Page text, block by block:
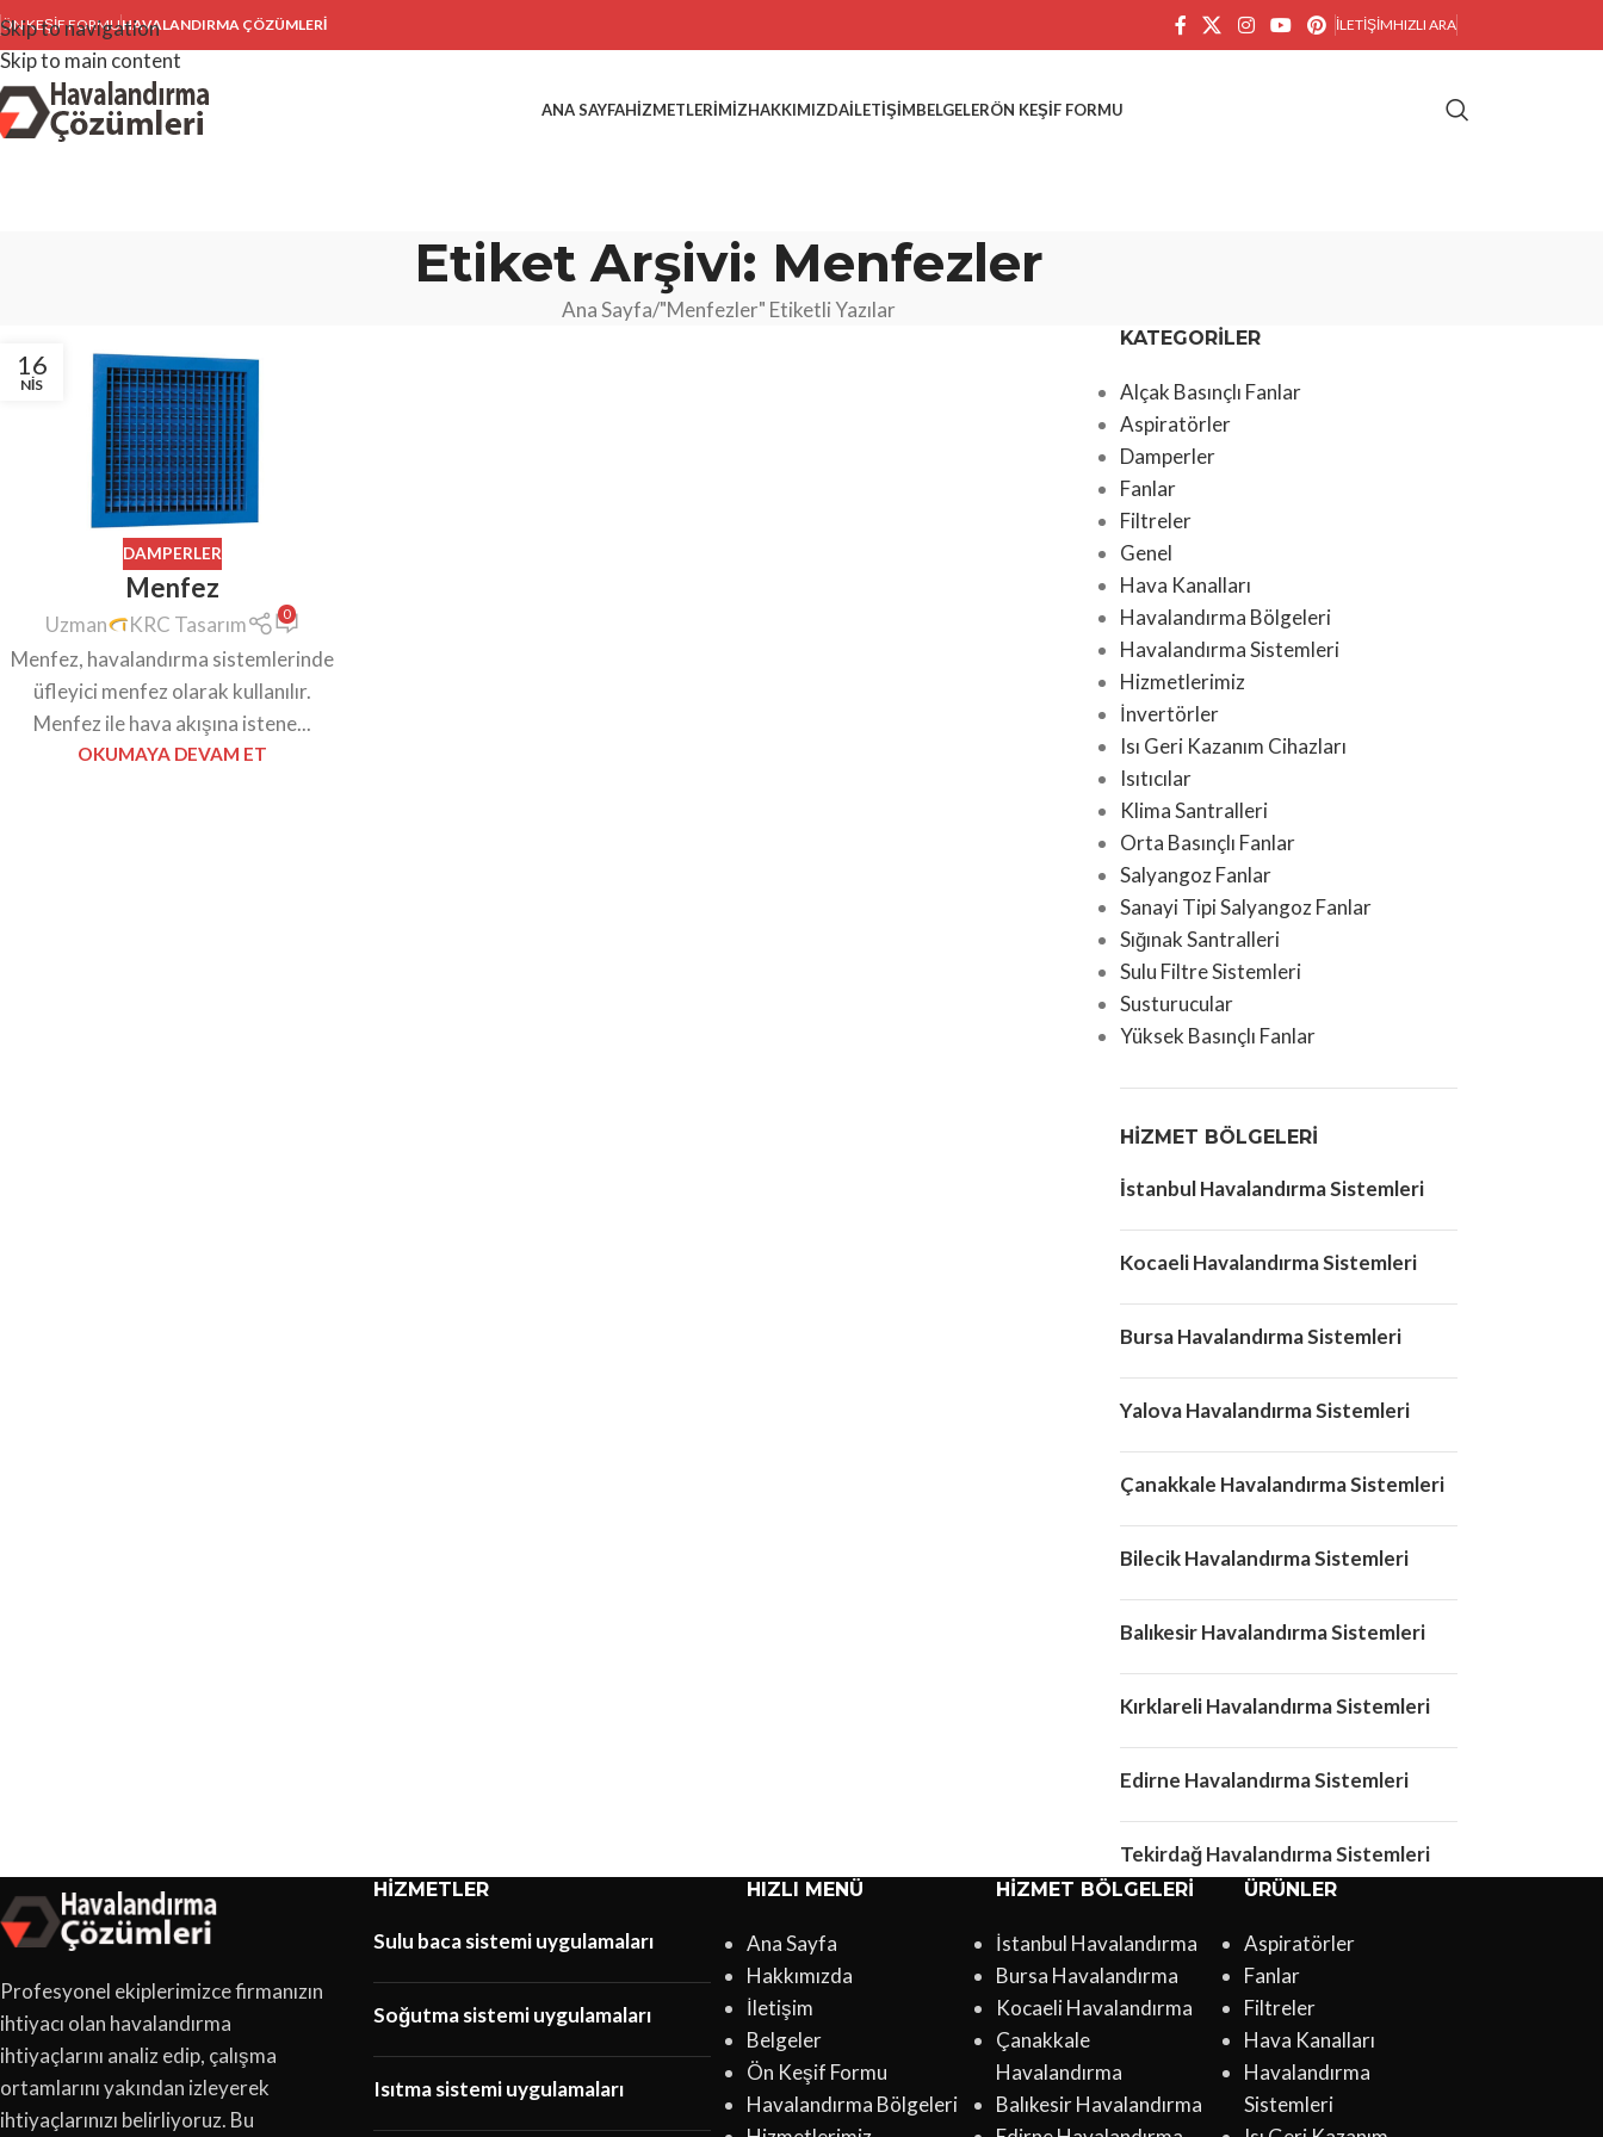
Skip to navigation
Skip to main content
ÖN KEŞIF FORMUHAVALANDIRMA ÇÖZÜMLERİ İLETIŞIMHIZLI ARA
ANA SAYFAHIZMETLERIMIZHAKKIMIZDAİLETIŞIMBELGELERÖN KEŞIF FORMU
Etiket Arşivi: Menfezler
Ana Sayfa "Menfezler" Etiketli Yazılar
16
NIS
DAMPERLER
Menfez
Uzman KRC Tasarım 0
Menfez, havalandırma sistemlerinde
üfleyici menfez olarak kullanılır.
Menfez ile hava akışına istene...
OKUMAYA DEVAM ET
KATEGORILER
Alçak Basınçlı Fanlar
Aspiratörler
Damperler
Fanlar
Filtreler
Genel
Hava Kanalları
Havalandırma Bölgeleri
Havalandırma Sistemleri
Hizmetlerimiz
İnvertörler
Isı Geri Kazanım Cihazları
Isıtıcılar
Klima Santralleri
Orta Basınçlı Fanlar
Salyangoz Fanlar
Sanayi Tipi Salyangoz Fanlar
Sığınak Santralleri
Sulu Filtre Sistemleri
Susturucular
Yüksek Basınçlı Fanlar
HIZMET BÖLGELERI
İstanbul Havalandırma Sistemleri
Kocaeli Havalandırma Sistemleri
Bursa Havalandırma Sistemleri
Yalova Havalandırma Sistemleri
Çanakkale Havalandırma Sistemleri
Bilecik Havalandırma Sistemleri
Balıkesir Havalandırma Sistemleri
Kırklareli Havalandırma Sistemleri
Edirne Havalandırma Sistemleri
Tekirdağ Havalandırma Sistemleri
Profesyonel ekiplerimizce firmanızın
ihtiyacı olan havalandırma
ihtiyaçlarını analiz edip, çalışma
ortamlarını yakından izleyerek
ihtiyaçlarınızı belirliyoruz. Bu
HIZMETLER
Sulu baca sistemi uygulamaları
Soğutma sistemi uygulamaları
Isıtma sistemi uygulamaları
HIZLI MENÜ
Ana Sayfa
Hakkımızda
İletişim
Belgeler
Ön Keşif Formu
Havalandırma Bölgeleri
HIZMET BÖLGELERI
İstanbul Havalandırma
Bursa Havalandırma
Kocaeli Havalandırma
Çanakkale
Havalandırma
Balıkesir Havalandırma
ÜRÜNLER
Aspiratörler
Fanlar
Filtreler
Hava Kanalları
Havalandırma
Sistemleri